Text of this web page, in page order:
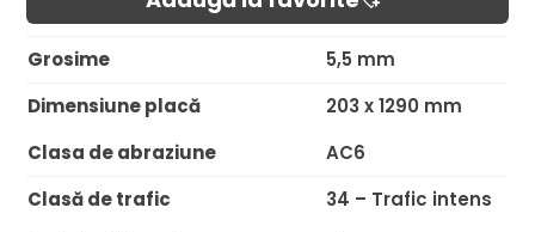
Grosime
5,5 mm
Dimensiune placă
203 x 1290 mm
Clasa de abraziune
AC6
Clasă de trafic
34 – Trafic intens